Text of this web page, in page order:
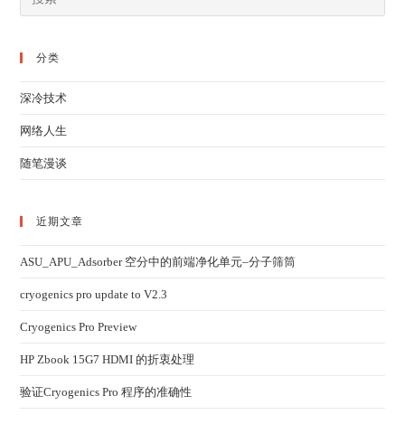
分类
深冷技术
网络人生
随笔漫谈
近期文章
ASU_APU_Adsorber 空分中的前端净化单元–分子筛筒
cryogenics pro update to V2.3
Cryogenics Pro Preview
HP Zbook 15G7 HDMI 的折衷处理
验证Cryogenics Pro 程序的准确性